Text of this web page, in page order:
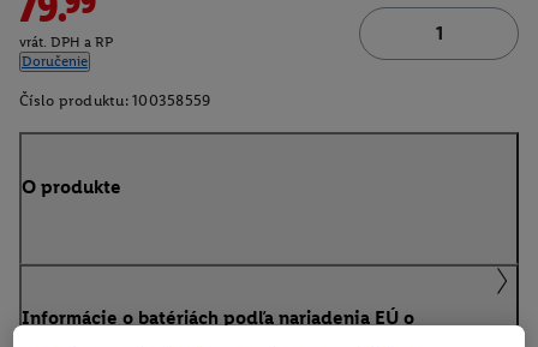
vrát. DPH a RP
Doručenie
Číslo produktu: 100358559
O produkte
Informácie o batériách podľa nariadenia EÚ o